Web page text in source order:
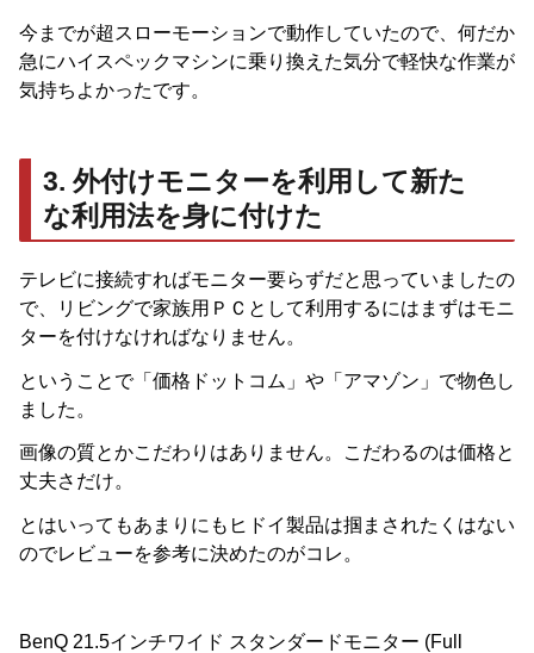
今までが超スローモーションで動作していたので、何だか
急にハイスペックマシンに乗り換えた気分で軽快な作業が
気持ちよかったです。
3. 外付けモニターを利用して新た
な利用法を身に付けた
テレビに接続すればモニター要らずだと思っていましたの
で、リビングで家族用ＰＣとして利用するにはまずはモニ
ターを付けなければなりません。
ということで「価格ドットコム」や「アマゾン」で物色し
ました。
画像の質とかこだわりはありません。こだわるのは価格と
丈夫さだけ。
とはいってもあまりにもヒドイ製品は掴まされたくはない
のでレビューを参考に決めたのがコレ。
BenQ 21.5インチワイド スタンダードモニター (Full